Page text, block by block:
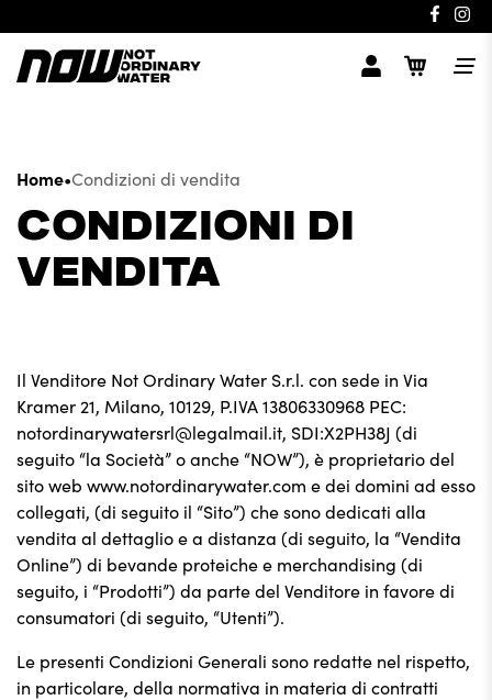
Home•Condizioni di vendita
CONDIZIONI DI
VENDITA
Il Venditore Not Ordinary Water S.r.l. con sede in Via
Kramer 21, Milano, 10129, P.IVA 13806330968 PEC:
notordinarywatersrl@legalmail.it, SDI:X2PH38J (di
seguito “la Società” o anche “NOW”), è proprietario del
sito web www.notordinarywater.com e dei domini ad esso
collegati, (di seguito il “Sito”) che sono dedicati alla
vendita al dettaglio e a distanza (di seguito, la “Vendita
Online”) di bevande proteiche e merchandising (di
seguito, i “Prodotti”) da parte del Venditore in favore di
consumatori (di seguito, “Utenti”).
Le presenti Condizioni Generali sono redatte nel rispetto,
in particolare, della normativa in materia di contratti